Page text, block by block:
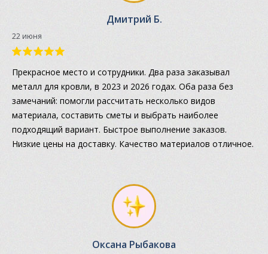
Дмитрий Б.
22 июня
Прекрасное место и сотрудники. Два раза заказывал
металл для кровли, в 2023 и 2026 годах. Оба раза без
замечаний: помогли рассчитать несколько видов
материала, составить сметы и выбрать наиболее
подходящий вариант. Быстрое выполнение заказов.
Низкие цены на доставку. Качество материалов отличное.
Оксана Рыбакова